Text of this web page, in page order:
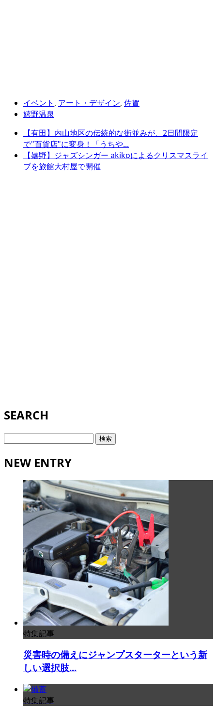
イベント , アート・デザイン, 佐賀
嬉野温泉
【有田】内山地区の伝統的な街並みが、2日間限定
で"百貨店"に変身！「うちや...
【嬉野】ジャズシンガー akikoによるクリスマスライ
ブを旅館大村屋で開催
SEARCH
検
NEW ENTRY
特集記事
災害時の備えにジャンプスターターという新
しい選択肢...
特集記事